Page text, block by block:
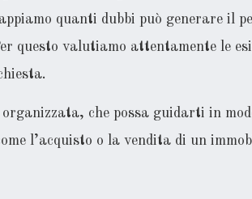
quanti dubbi può generare il
questo valutiamo attentamente le
che possa guidarti in
l’acquisto o la vendita di un